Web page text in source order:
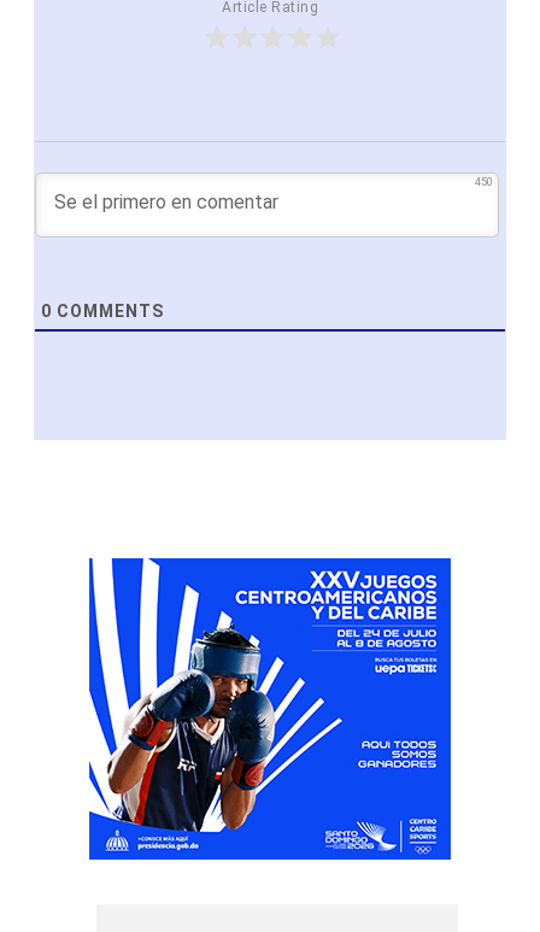
Article Rating
450
0 COMMENTS